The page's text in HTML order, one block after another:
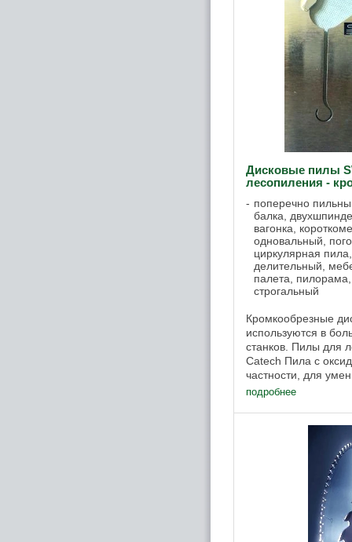
Дисковые пилы
лесопиления -
поперечно
балка,
вагонка,
одновальный,
циркулярная
делительный,
палета,
строгальный
Кромкообрезные
используются в
станков. Пилы для
Catech Пила с
частности, для
отложений на
подробнее